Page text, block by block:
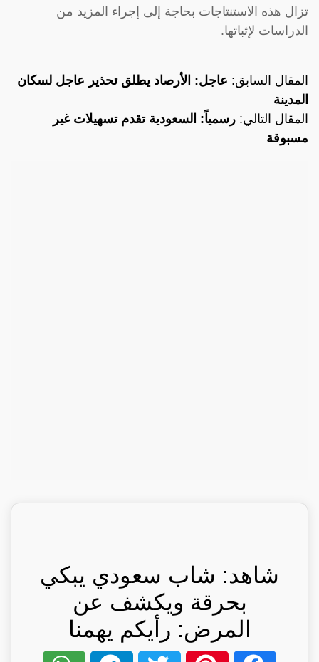
تزال هذه الاستنتاجات بحاجة إلى إجراء المزيد من
الدراسات لإثباتها.
المقال السابق: عاجل: الأرصاد يطلق تحذير عاجل لسكان
المدينة
المقال التالي: رسمياً: السعودية تقدم تسهيلات غير
مسبوقة
شاهد: شاب سعودي يبكي
بحرقة ويكشف عن
المرض: رأيكم يهمنا